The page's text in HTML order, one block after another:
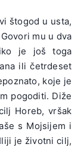
štogod u usta,
mu u dva
je još toga
ili četrdeset
koje je
pogoditi. Diže
Horeb, vršak
s Mojsijem i
je životni cilj,